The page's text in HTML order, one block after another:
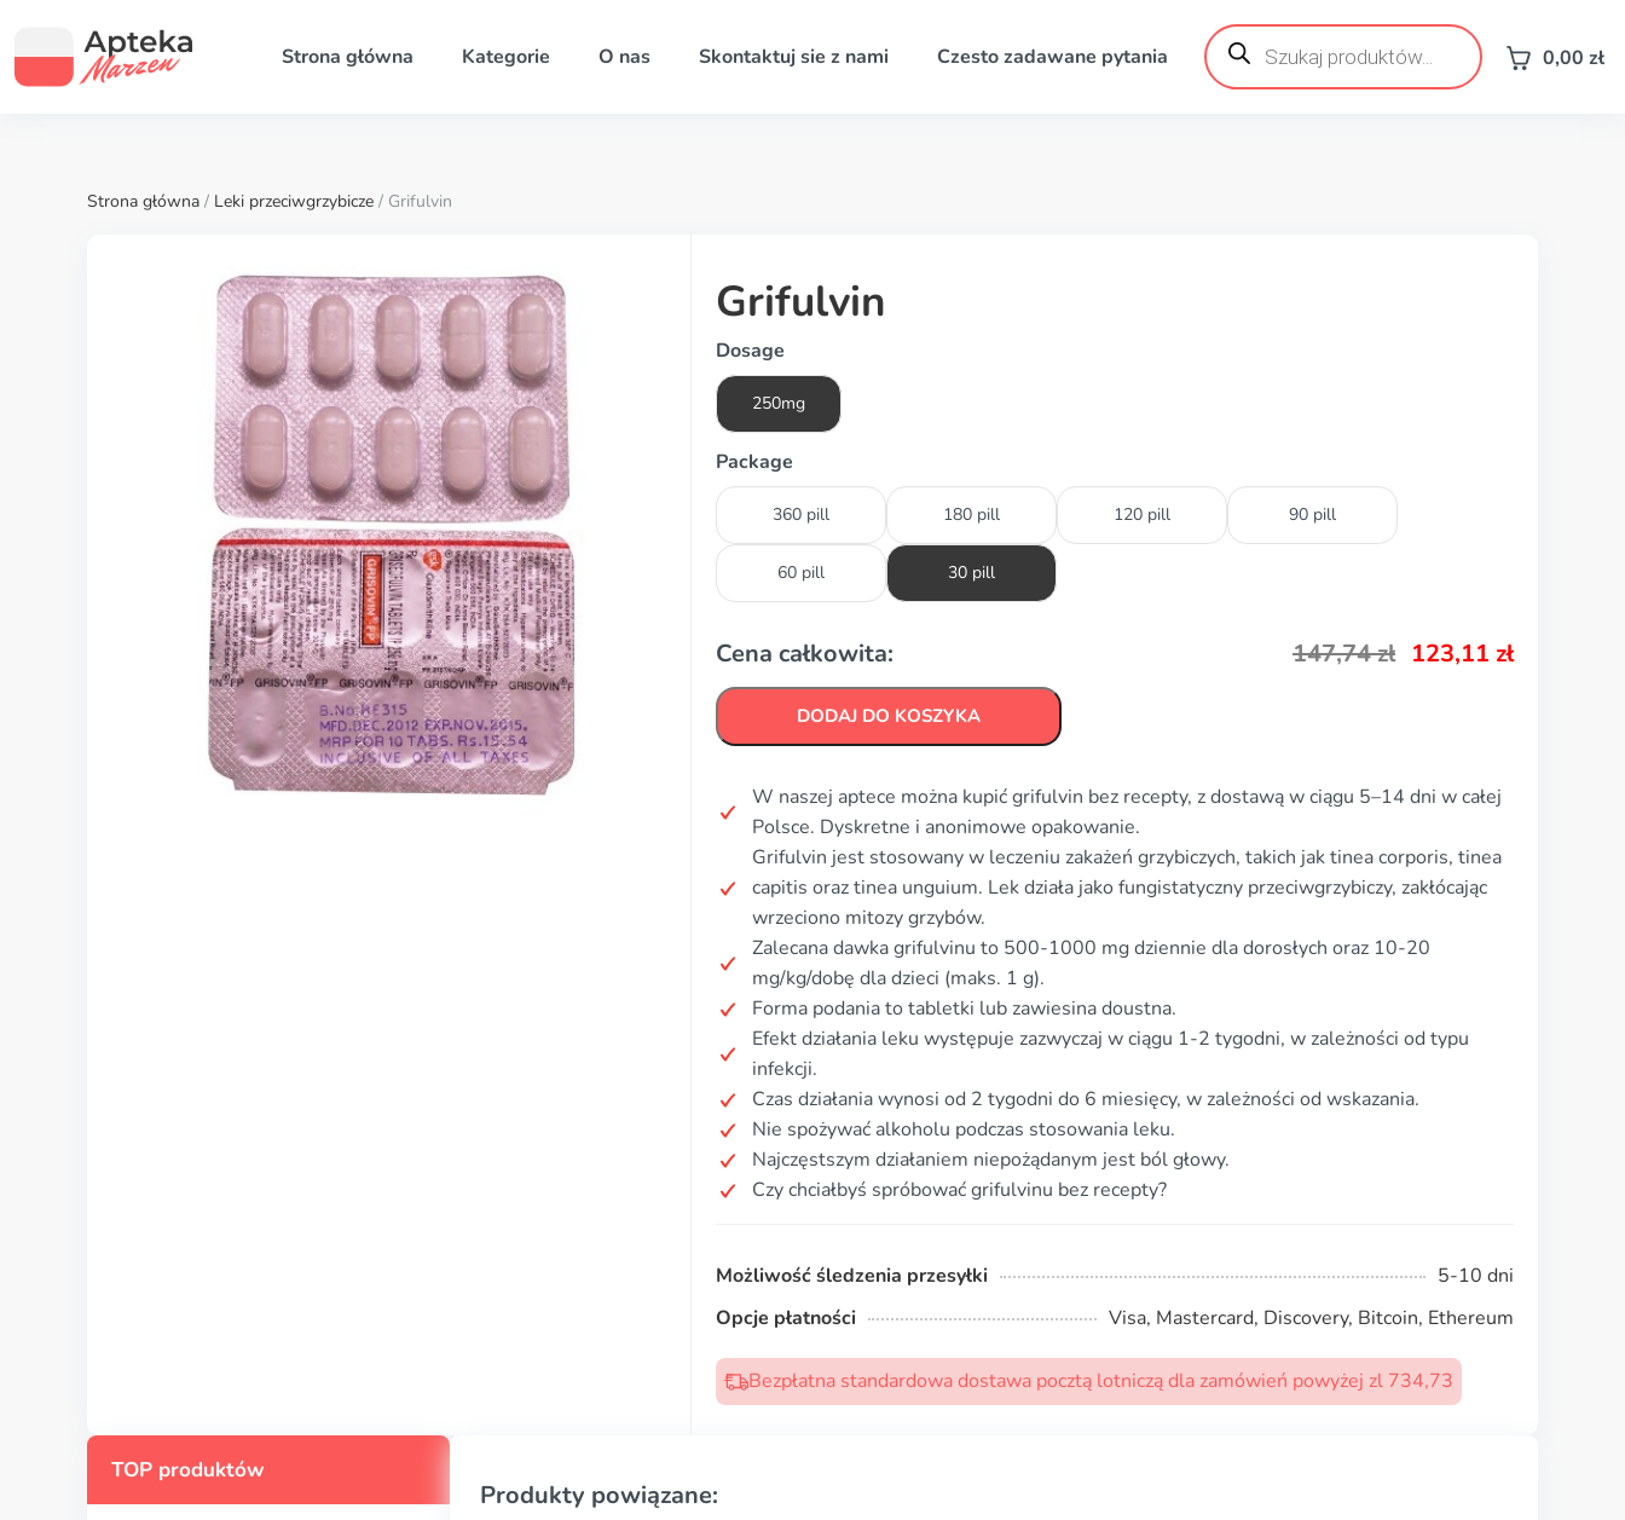
Strona główna Kategorie O nas Skontaktuj sie z nami Czesto zadawane pytania
Wyszukiwarka
produktów 0,00 zł
Strona główna / Leki przeciwgrzybicze / Grifulvin
Grifulvin
Dosage
250mg
Package
360 pill 180 pill 120 pill 90 pill
60 pill 30 pill
Cena całkowita: 147,74zł 123,11 zł
DODAJ DO KOSZYKA
W naszej aptece można kupić grifulvin bez recepty, z dostawą w ciągu 5–14 dni w całej
Polsce. Dyskretne i anonimowe opakowanie.
Grifulvin jest stosowany w leczeniu zakażeń grzybiczych, takich jak tinea corporis, tinea
capitis oraz tinea unguium. Lek działa jako fungistatyczny przeciwgrzybiczy, zakłócając
wrzeciono mitozy grzybów.
Zalecana dawka grifulvinu to 500-1000 mg dziennie dla dorosłych oraz 10-20
mg/kg/dobę dla dzieci (maks. 1 g).
Forma podania to tabletki lub zawiesina doustna.
Efekt działania leku występuje zazwyczaj w ciągu 1-2 tygodni, w zależności od typu
infekcji.
Czas działania wynosi od 2 tygodni do 6 miesięcy, w zależności od wskazania.
Nie spożywać alkoholu podczas stosowania leku.
Najczęstszym działaniem niepożądanym jest ból głowy.
Czy chciałbyś spróbować grifulvinu bez recepty?
Możliwość śledzenia przesyłki
5-10 dni
Opcje płatności
Visa, Mastercard, Discovery, Bitcoin, Ethereum
Bezpłatna standardowa dostawa pocztą lotniczą dla zamówień powyżej zl 734,73
TOP produktów
Produkty powiązane: